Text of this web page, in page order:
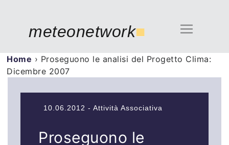
meteonetwork■
Home › Proseguono le analisi del Progetto Clima:
Dicembre 2007
10.06.2012 - Attività Associativa
Proseguono le